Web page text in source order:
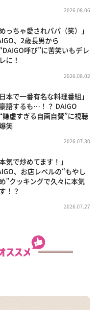
2026.08.06
めっちゃ愛されパパ（笑）」
、2歳長男から
呼び”に苦笑いもデレ
に！
2026.08.02
日本で一番有名な料理番組」
語するも…！？ DAIGO
謙虚すぎる自画自賛”に視聴
笑
2026.07.30
本気で炒めてます！」
、お店レベルの“もやし
”クッキングで久々に本気
！？
2026.07.27